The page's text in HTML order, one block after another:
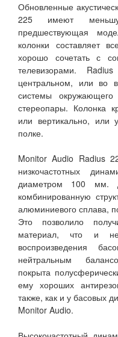
Обновленные
225 имеют
предшествующая
колонки составляет
хорошо сочетать с
телевизорами.
центральном, или во
системы
стереопары. Колонка
или вертикально, или
полке.
Monitor Audio Radius
низкочастотных
диаметром 100 мм.
комбинированную
алюминиевого сплава,
Это позволило
материал, что и
воспроизведения
нейтральным
покрыта
ему хороших
также, как и у басовых
Monitor Audio.